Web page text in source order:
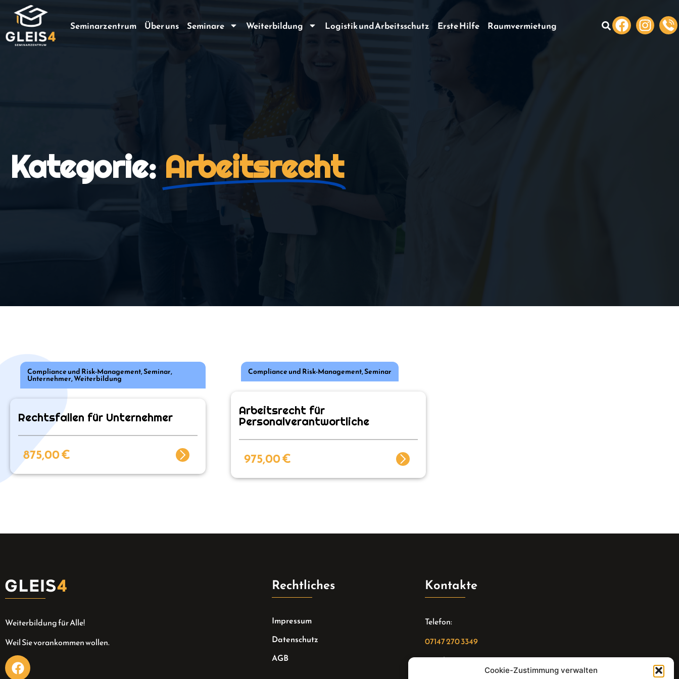
Cookie-Zustimmung verwalten
Seminarzentrum Über uns Seminare Weiterbildung Logistik und Arbeitsschutz Erste Hilfe Raumvermietung
Kategorie: Arbeitsrecht
Compliance und Risk-Management,Seminar,
Unternehmer,Weiterbildung
Rechtsfallen für Unternehmer
875,00€
Compliance und Risk-Management,Seminar
Arbeitsrecht für
Personalverantwortliche
975,00€
Weiterbildung für Alle!
Weil Sie vorankommen wollen.
Rechtliches
Impressum
Datenschutz
AGB
Kontakte
Telefon:
07147 270 3349
Email: